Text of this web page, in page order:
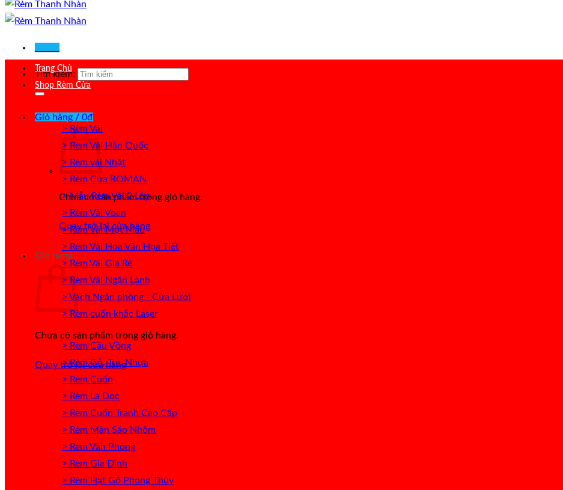
Tìm kiếm:
Giỏ hàng / 0₫
Chưa có sản phẩm trong giỏ hàng.
Quay trở lại cửa hàng
Giỏ hàng
Chưa có sản phẩm trong giỏ hàng.
Quay trở lại cửa hàng
Trang Chủ
Shop Rèm Cửa
> Rèm Vải
> Rèm Vải Hàn Quốc
> Rèm vải Nhật
> Rèm Cửa ROMAN
> Mẫu Rèm Vải 2 Lớp
> Rèm Vải Voan
> Rèm Vải Một Màu
> Rèm Vải Hoa Văn Họa Tiết
> Rèm Vải Giá Rẻ
> Rèm Vải Ngăn Lạnh
> Vách Ngăn phòng - Cửa Lưới
> Rèm cuốn khắc Laser
> Rèm Cầu Vồng
> Rèm Gỗ, Tre, Nhựa
> Rèm Cuốn
> Rèm Lá Dọc
> Rèm Cuốn Tranh Cao Cấp
> Rèm Màn Sáo Nhôm
> Rèm Văn Phòng
> Rèm Gia Đình
> Rèm Hạt Gỗ Phong Thủy